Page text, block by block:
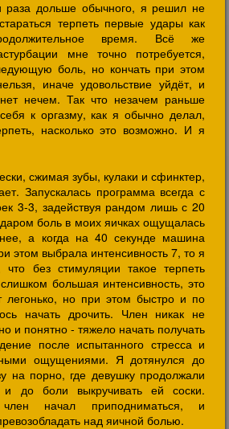
раза дольше обычного, я решил не
терпеть первые удары как
время. Всё же
мне точно потребуется,
боль, но кончать при этом
иначе удовольствие уйдёт, и
нечем. Так что незачем раньше
к оргазму, как я обычно делал,
насколько это возможно. И я
сжимая зубы, кулаки и сфинктер,
Запускалась программа всегда с
3-3, задействуя рандом лишь с 20
боль в моих яичках ощущалась
а когда на 40 секунде машина
этом выбрала интенсивность 7, то я
что без стимуляции такое терпеть
большая интенсивность, это
легонько, но при этом быстро и по
начать дрочить. Член никак не
и понятно - тяжело начать получать
после испытанного стресса и
ощущениями. Я дотянулся до
на порно, где девушку продолжали
и до боли выкручивать ей соски.
начал приподниматься, и
над яичной болью.